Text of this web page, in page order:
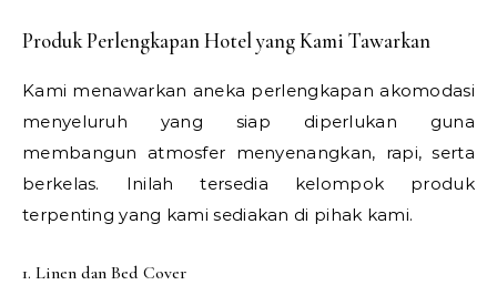
Produk Perlengkapan Hotel yang Kami Tawarkan
Kami menawarkan aneka perlengkapan akomodasi
menyeluruh yang siap diperlukan guna
membangun atmosfer menyenangkan, rapi, serta
berkelas. Inilah tersedia kelompok produk
terpenting yang kami sediakan di pihak kami.
1. Linen dan Bed Cover